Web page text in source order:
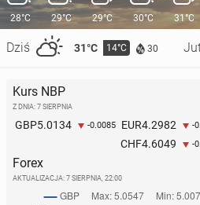
28°C
Dziś 31°C 14°C 30
29°C 29°C 30°C 31°C
Kurs NBP
Z DNIA: 7 SIERPNIA
GBP5.0134 -0.0085 EUR4.2982 -
CHF4.6049 -
Forex
AKTUALIZACJA: 7 SIERPNIA, 22:00